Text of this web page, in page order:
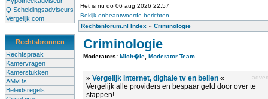
Q Scheidingsadviseurs
Vergelijk.com
Rechtsbronnen
Rechtspraak
Kamervragen
Kamerstukken
AMvBs
Beleidsregels
Het is nu do 06 aug 2026 22:57
Bekijk onbeantwoorde berichten
Rechtenforum.nl Index » Criminologie
Criminologie
Moderators: Mich�le Moderator Team
» Vergelijk internet, digitale tv en bellen «
Vergelijk alle providers en bespaar geld door over te
stappen!